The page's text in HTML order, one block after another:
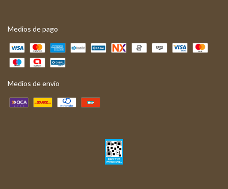
Medios de pago
Medios de envío